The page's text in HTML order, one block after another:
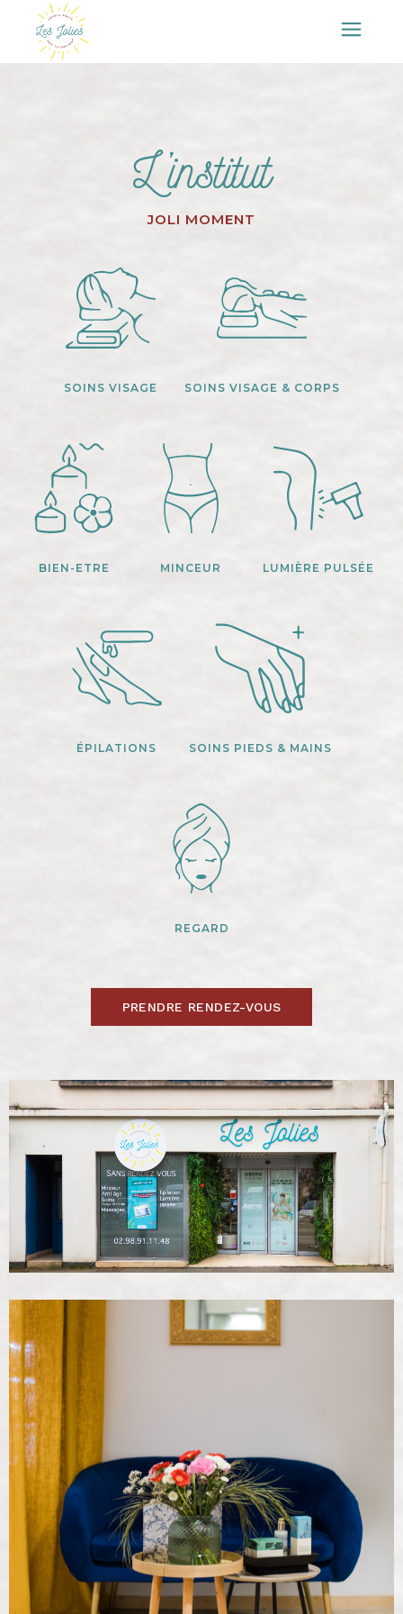
L’institut
JOLI MOMENT
SOINS VISAGE SOINS VISAGE & CORPS
BIEN-ETRE MINCEUR LUMIÈRE PULSÉE
ÉPILATIONS SOINS PIEDS & MAINS
REGARD
PRENDRE RENDEZ-VOUS